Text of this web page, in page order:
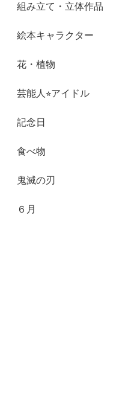
組み立て・立体作品
絵本キャラクター
花・植物
芸能人⭐︎アイドル
記念日
食べ物
鬼滅の刃
６月